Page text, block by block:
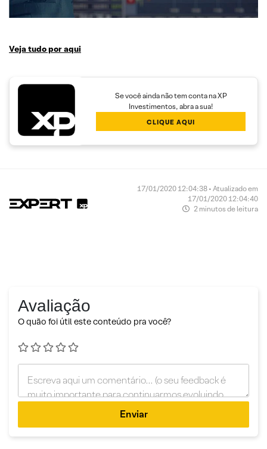
Veja tudo por aqui
Se você ainda não tem conta na XP
Investimentos, abra a sua!
CLIQUE AQUI
17/01/2020 12:04:38 • Atualizado em
17/01/2020 12:04:40
2 minutos de leitura
Avaliação
O quão foi útil este conteúdo pra você?
Enviar